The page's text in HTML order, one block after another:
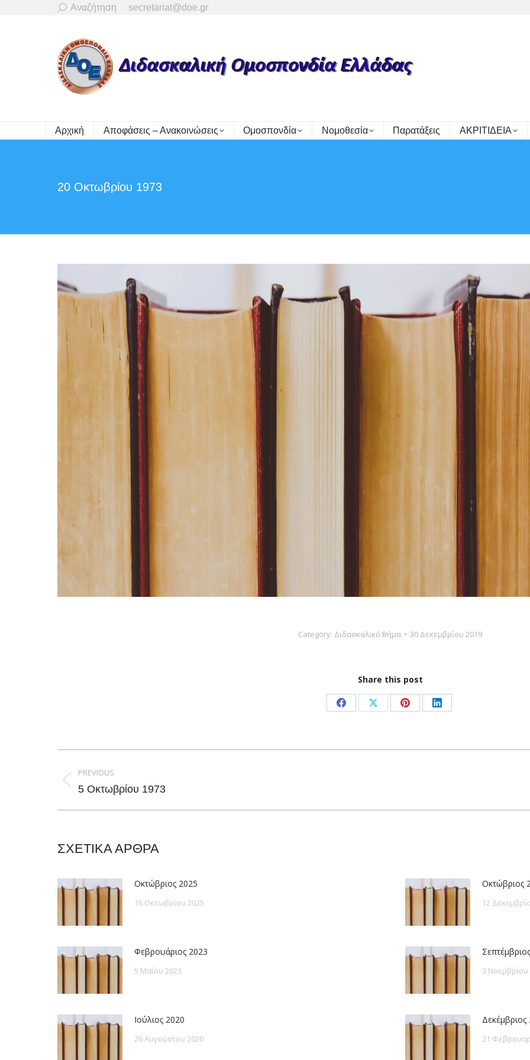
Search:
Αναζήτηση secretariat@doe.gr
Αρχική Αποφάσεις – Ανακοινώσεις Ομοσπονδία Νομοθεσία Παρατάξεις ΑΚΡΙΤΙΔΕΙΑ
20 Οκτωβρίου 1973
Category: Διδασκαλικό Βήμα 30 Δεκεμβρίου 2019
Share this post
Share
Facebook
Share
X
Share
Pinterest
Share
LinkedIn
navigation
PREVIOUS
Previous
5 Οκτωβρίου 1973
ΣΧΕΤΙΚΑ ΑΡΘΡΑ
Οκτώβριος 2025
16 Οκτωβρίου 2025
Οκτώβριος
12
Φεβρουάριος 2023
5 Μαΐου 2023 3 Νοεμβρίου
Ιούλιος 2020
26 Αυγούστου 2020
Δεκέμβριος
21